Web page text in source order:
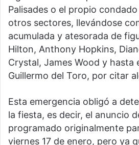
Palisades o el propio
otros sectores, llevándose
acumulada y atesorada de
Hilton, Anthony Hopkins,
Crystal, James Wood y hasta
Guillermo del Toro, por citar
Esta emergencia obligó a
la fiesta, es decir, el anuncio
programado originalmente
viernes 17 de enero, pero ya